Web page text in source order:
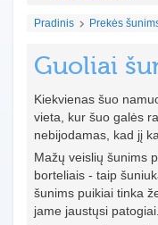
Pradinis Prekės
Guoliai
Kiekvienas šuo
vieta, kur šuo galės
nebijodamas, kad jį
Mažų veislių šunims
borteliais - taip
šunims puikiai tinka
jame jaustųsi patogiai.